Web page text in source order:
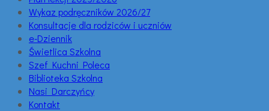
Wykaz podręczników 2026/27
Konsultacje dla rodziców i uczniów
e-Dziennik
Świetlica Szkolna
Szef Kuchni Poleca
Biblioteka Szkolna
Nasi Darczyńcy
Kontakt